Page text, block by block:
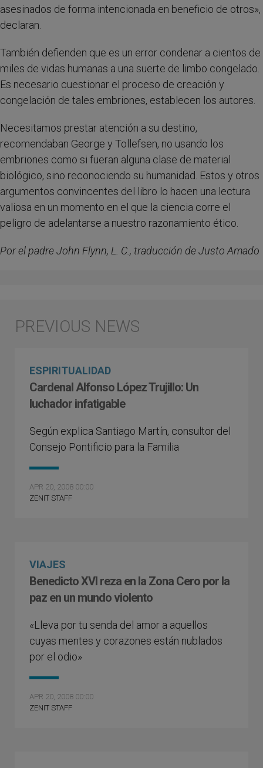
asesinados de forma intencionada en beneficio de otros»,
declaran.
También defienden que es un error condenar a cientos de
miles de vidas humanas a una suerte de limbo congelado.
Es necesario cuestionar el proceso de creación y
congelación de tales embriones, establecen los autores.
Necesitamos prestar atención a su destino,
recomendaban George y Tollefsen, no usando los
embriones como si fueran alguna clase de material
biológico, sino reconociendo su humanidad. Estos y otros
argumentos convincentes del libro lo hacen una lectura
valiosa en un momento en el que la ciencia corre el
peligro de adelantarse a nuestro razonamiento ético.
Por el padre John Flynn, L. C., traducción de Justo Amado
ESPIRITUALIDAD
Cardenal Alfonso López Trujillo: Un
luchador infatigable
Según explica Santiago Martín, consultor del
Consejo Pontificio para la Familia
APR 20, 2008 00:00
ZENIT STAFF
VIAJES
Benedicto XVI reza en la Zona Cero por la
paz en un mundo violento
«Lleva por tu senda del amor a aquellos
cuyas mentes y corazones están nublados
por el odio»
APR 20, 2008 00:00
ZENIT STAFF